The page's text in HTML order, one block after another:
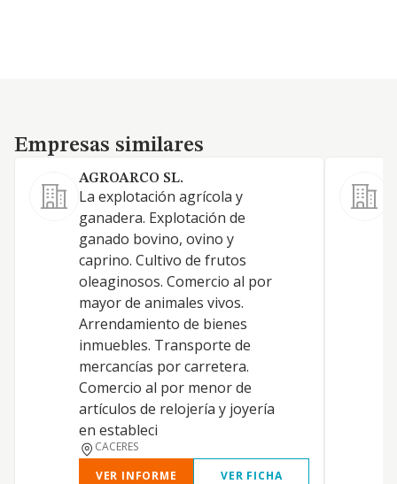
Empresas similares
Empresas similares
AGROARCO SL.
La explotación agrícola y
ganadera. Explotación de
ganado bovino, ovino y
caprino. Cultivo de frutos
oleaginosos. Comercio al por
mayor de animales vivos.
Arrendamiento de bienes
inmuebles. Transporte de
mercancías por carretera.
Comercio al por menor de
artículos de relojería y joyería
en estableci
CACERES
VER INFORME
VER FICHA